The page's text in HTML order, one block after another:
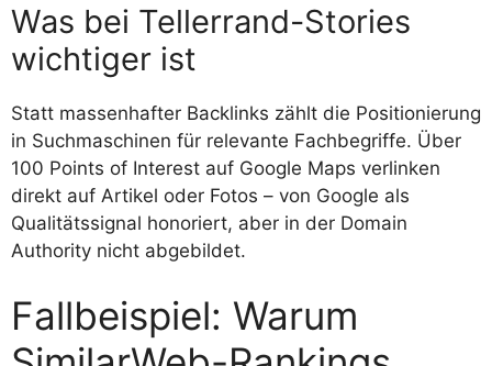
Was bei Tellerrand-Stories
wichtiger ist
Statt massenhafter Backlinks zählt die Positionierung
in Suchmaschinen für relevante Fachbegriffe. Über
100 Points of Interest auf Google Maps verlinken
direkt auf Artikel oder Fotos – von Google als
Qualitätssignal honoriert, aber in der Domain
Authority nicht abgebildet.
Fallbeispiel: Warum